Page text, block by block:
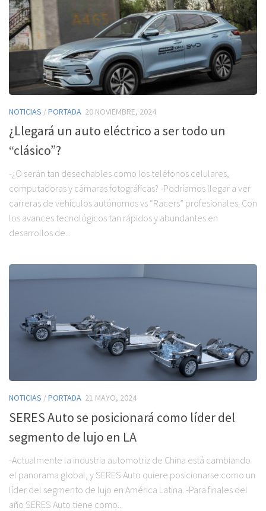
NOTICIAS /PORTADA 20 NOVIEMBRE, 2024
¿Llegará un auto eléctrico a ser todo un
“clásico”?
-¿O serán tan desechables como los teléfonos celulares,
computadoras y cámaras fotográficas? -Podríamos llegar a ver
carreras de vehículos autónomos vs “Racers” profesionales. Con
los avances tecnológicos tan rápidos y abundantes en
desarrollos de...
NOTICIAS /PORTADA 21 MAYO, 2024
SERES Auto se posicionará como líder del
segmento de lujo en LA
-Actualmente la industria automotriz de China está cambiando
el panorama global, y SERES Auto quiere posicionarse como un
líder del segmento de lujo en América Latina. -Para finales del
año SERES Auto tiene como...